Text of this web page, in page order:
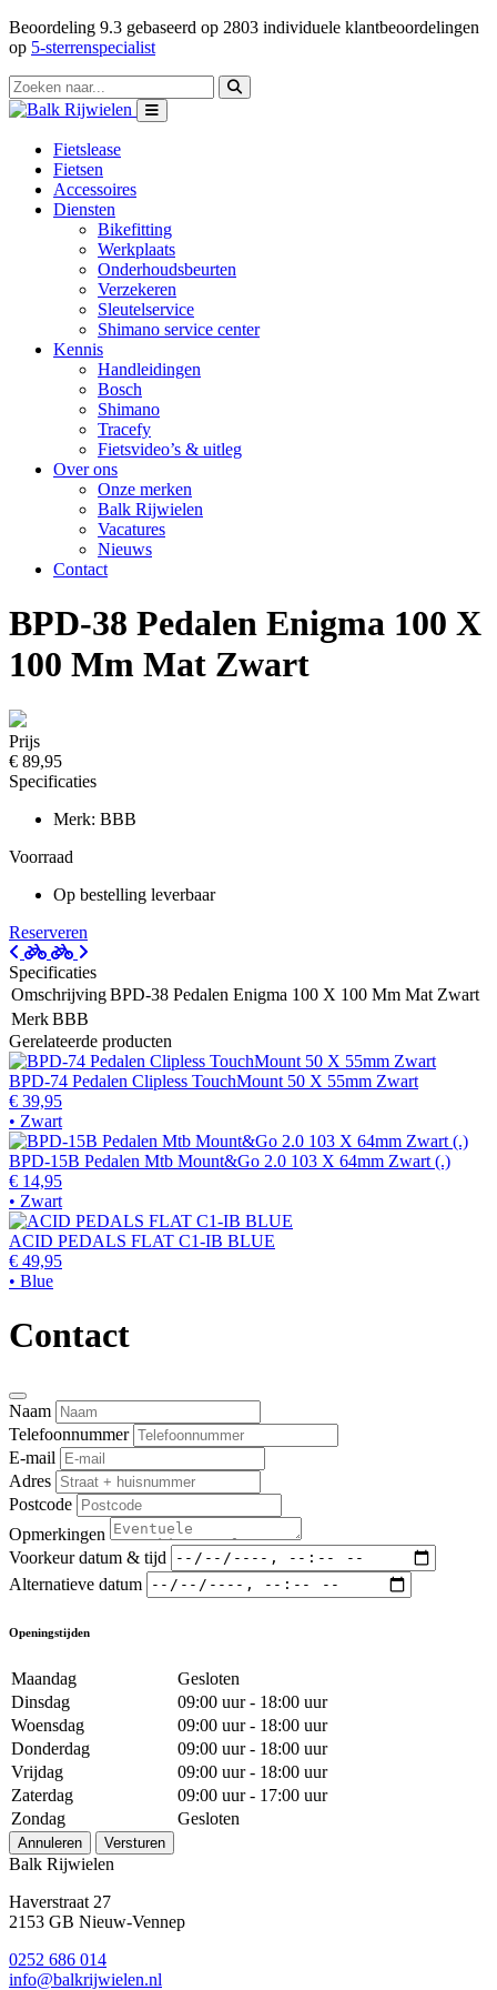
Beoordeling 9.3 gebaseerd op 2803 individuele klantbeoordelingen
op 5-sterrenspecialist
Fietslease
Fietsen
Accessoires
Diensten
Bikefitting
Werkplaats
Onderhoudsbeurten
Verzekeren
Sleutelservice
Shimano service center
Kennis
Handleidingen
Bosch
Shimano
Tracefy
Fietsvideo’s & uitleg
Over ons
Onze merken
Balk Rijwielen
Vacatures
Nieuws
Contact
BPD-38 Pedalen Enigma 100 X
100 Mm Mat Zwart
Prijs
€ 89,95
Specificaties
Merk: BBB
Voorraad
Op bestelling leverbaar
Reserveren
Specificaties
OmschrijvingBPD-38 Pedalen Enigma 100 X 100 Mm Mat Zwart
MerkBBB
Gerelateerde producten
BPD-74 Pedalen Clipless TouchMount 50 X 55mm Zwart
€ 39,95
• Zwart
BPD-15B Pedalen Mtb Mount&Go 2.0 103 X 64mm Zwart (.)
€ 14,95
• Zwart
ACID PEDALS FLAT C1-IB BLUE
€ 49,95
• Blue
Contact
Naam
Telefoonnummer
E-mail
Adres
Postcode
Opmerkingen
Voorkeur datum & tijd
Alternatieve datum
Openingstijden
Maandag
Gesloten
Dinsdag
09:00 uur - 18:00 uur
Woensdag
09:00 uur - 18:00 uur
Donderdag
09:00 uur - 18:00 uur
Vrijdag
09:00 uur - 18:00 uur
Zaterdag
09:00 uur - 17:00 uur
Zondag
Gesloten
Annuleren Versturen
Balk Rijwielen
Haverstraat 27
2153 GB Nieuw-Vennep
0252 686 014
info@balkrijwielen.nl